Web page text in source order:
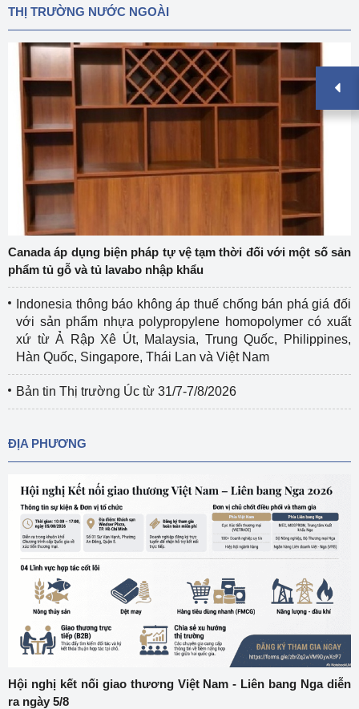
THỊ TRƯỜNG NƯỚC NGOÀI
Canada áp dụng biện pháp tự vệ tạm thời đối với một số sản
phẩm tủ gỗ và tủ lavabo nhập khẩu
Indonesia thông báo không áp thuế chống bán phá giá đối
với sản phẩm nhựa polypropylene homopolymer có xuất
xứ từ Ả Rập Xê Út, Malaysia, Trung Quốc, Philippines,
Hàn Quốc, Singapore, Thái Lan và Việt Nam
Bản tin Thị trường Úc từ 31/7-7/8/2026
ĐỊA PHƯƠNG
Hội nghị kết nối giao thương Việt Nam - Liên bang Nga diễn
ra ngày 5/8